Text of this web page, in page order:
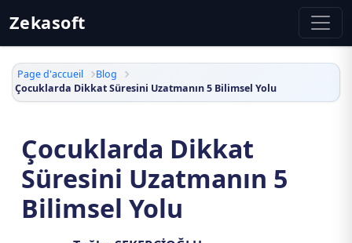
Zekasoft
Page d'accueil
Blog
Çocuklarda Dikkat Süresini Uzatmanın 5 Bilimsel Yolu
Çocuklarda Dikkat
Süresini Uzatmanın 5
Bilimsel Yolu